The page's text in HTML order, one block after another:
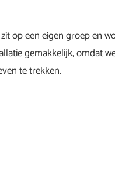
op een eigen groep en
gemakkelijk, omdat
te trekken.